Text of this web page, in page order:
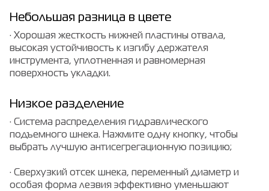
Небольшая разница в цвете
· Хорошая жесткость нижней пластины отвала,
высокая устойчивость к изгибу держателя
инструмента, уплотненная и равномерная
поверхность укладки.
Низкое разделение
· Система распределения гидравлического
подъемного шнека. Нажмите одну кнопку, чтобы
выбрать лучшую антисегрегационную позицию;
· Сверхузкий отсек шнека, переменный диаметр и
особая форма лезвия эффективно уменьшают